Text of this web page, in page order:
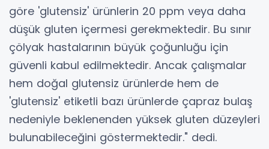
göre 'glutensiz' ürünlerin 20 ppm veya daha
düşük gluten içermesi gerekmektedir. Bu sınır
çölyak hastalarının büyük çoğunluğu için
güvenli kabul edilmektedir. Ancak çalışmalar
hem doğal glutensiz ürünlerde hem de
'glutensiz' etiketli bazı ürünlerde çapraz bulaş
nedeniyle beklenenden yüksek gluten düzeyleri
bulunabileceğini göstermektedir." dedi.